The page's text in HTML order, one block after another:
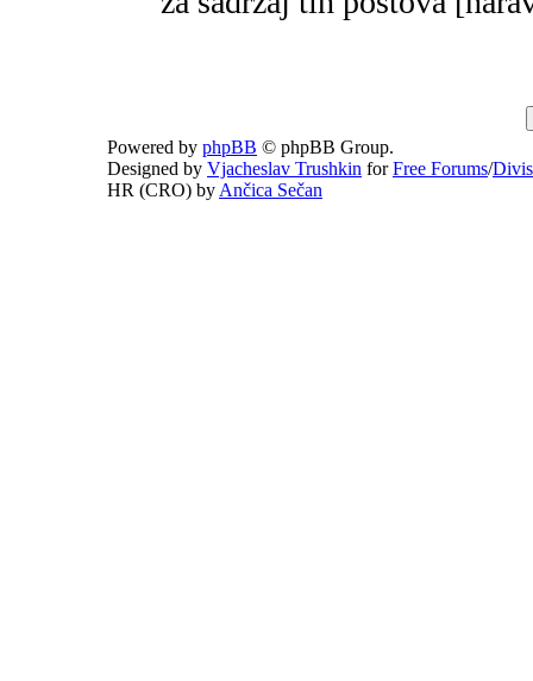
Powered by phpBB © phpBB Group.
Designed by Vjacheslav Trushkin forFree Forums/
HR (CRO) by Ančica Sečan